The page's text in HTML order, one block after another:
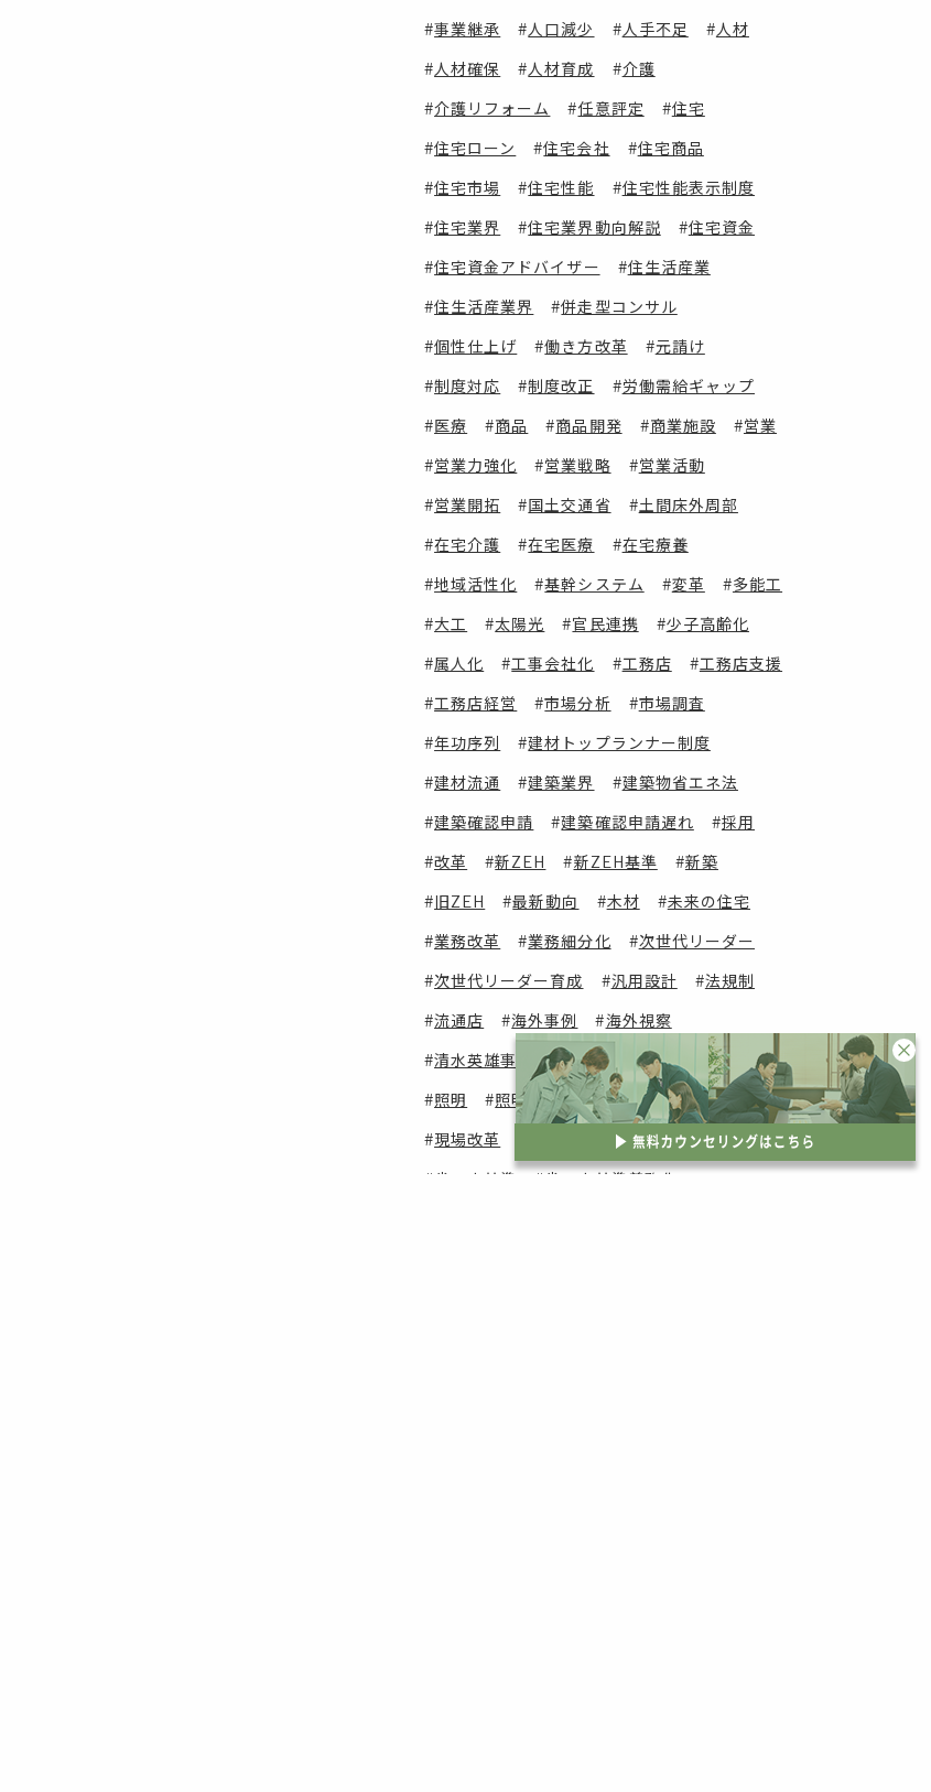
事業継承 人口減少 人手不足 人材
人材確保 人材育成 介護
介護リフォーム 任意評定 住宅
住宅ローン 住宅会社 住宅商品
住宅市場 住宅性能 住宅性能表示制度
住宅業界 住宅業界動向解説 住宅資金
住宅資金アドバイザー 住生活産業
住生活産業界 併走型コンサル
個性仕上げ 働き方改革 元請け
制度対応 制度改正 労働需給ギャップ
医療 商品 商品開発 商業施設 営業
営業力強化 営業戦略 営業活動
営業開拓 国土交通省 土間床外周部
在宅介護 在宅医療 在宅療養
地域活性化 基幹システム 変革 多能工
大工 太陽光 官民連携 少子高齢化
属人化 工事会社化 工務店 工務店支援
工務店経営 市場分析 市場調査
年功序列 建材トップランナー制度
建材流通 建築業界 建築物省エネ法
建築確認申請 建築確認申請遅れ 採用
改革 新ZEH 新ZEH基準 新築
旧ZEH 最新動向 木材 未来の住宅
業務改革 業務細分化 次世代リーダー
次世代リーダー育成 汎用設計 法規制
流通店 海外事例 海外視察
清水英雄事務所 減税 災害 災害激甚化
照明 照明器具 物流改革 現場密着
現場改革 省エネ 省エネ住宅
省エネ基準 省エネ基準義務化